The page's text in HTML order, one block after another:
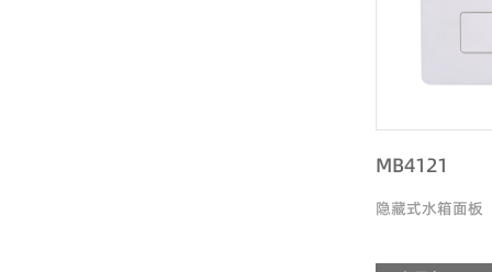
MB4121
隐藏式水箱面板